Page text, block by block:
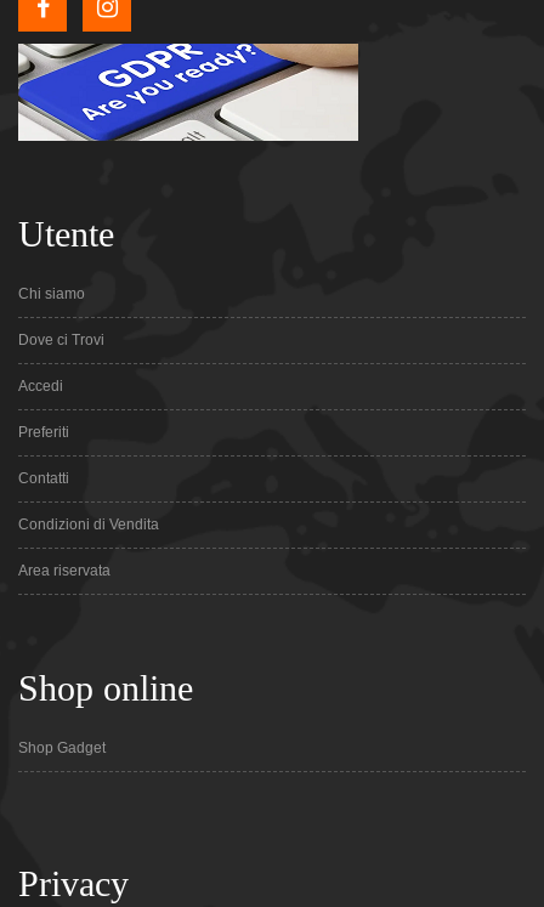
Utente
Chi siamo
Dove ci Trovi
Accedi
Preferiti
Contatti
Condizioni di Vendita
Area riservata
Shop online
Shop Gadget
Privacy